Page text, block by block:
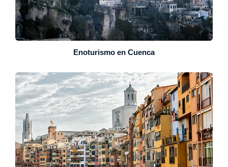
Enoturismo en Cuenca